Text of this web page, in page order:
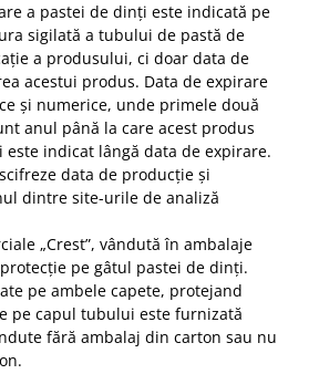
a pastei de dinți este indicată pe
sigilată a tubului de pastă de
a produsului, ci doar data de
acestui produs. Data de expirare
și numerice, unde primele două
anul până la care acest produs
indicat lângă data de expirare.
data de producție și
dintre site-urile de analiză
„Crest”, vândută în ambalaje
pe gâtul pastei de dinți.
pe ambele capete, protejand
pe capul tubului este furnizată
fără ambalaj din carton sau nu